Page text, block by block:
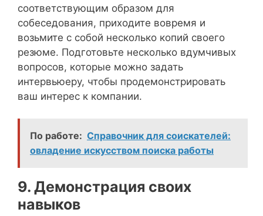
соответствующим образом для
собеседования, приходите вовремя и
возьмите с собой несколько копий своего
резюме. Подготовьте несколько вдумчивых
вопросов, которые можно задать
интервьюеру, чтобы продемонстрировать
ваш интерес к компании.
По работе: Справочник для соискателей:
овладение искусством поиска работы
9. Демонстрация своих
навыков